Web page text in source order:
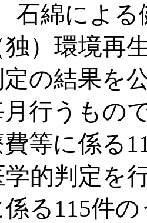
石綿によ
）環境再
の結果を
行うもの
費等に係る
学的判定を
る115件